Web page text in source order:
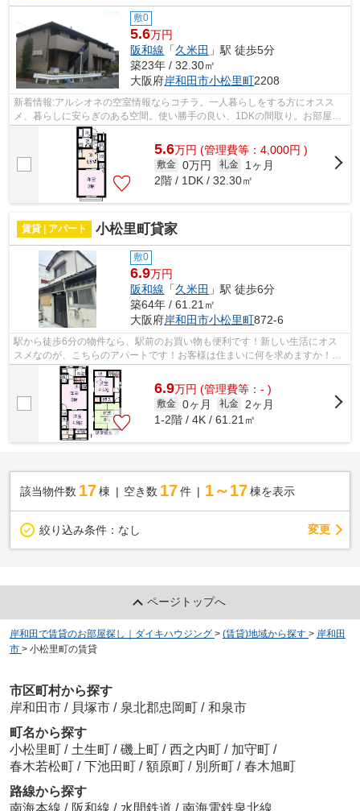
敷0
5.6万円
阪和線 「久米田 」駅 徒歩5分
築23年 / 32.30㎡
大阪府岸和田市小松里町2208
新着情報:アルシオネの空室情報ならコチラ。一人暮らしをする方にオスス
メ、暮らしに安らぎのある空間。使い勝手の良い、1DKの間取り。お部屋の
広さも32.30平米あり、快適な暮らしがで...
5.6万円 (管理費等：4,000円 )
敷金 0万円 礼金
1ヶ月
2階 / 1DK / 32.30㎡
賃貸 | アパート 小松里町貸家
敷0
6.9万円
阪和線 「久米田 」駅 徒歩6分
築64年 / 61.21㎡
大阪府岸和田市小松里町872-6
駅から徒歩6分の物件なら、駅前のお買い物も便利です！新しい生活にオス
スメなのが、こちらのアパートです！お客様は住まいに何を求めますか！ご
希望の条件をお聞かせください！お客様...
6.9万円 (管理費等：- )
敷金 0ヶ月 礼金
2ヶ月
1-2階 / 4K / 61.21㎡
該当物件数 17棟 空き数 17 件 1～17 棟を表示
絞り込み条件： なし 変更
ページトップへ
岸和田で賃貸のお部屋探し｜ダイキハウジング > (賃貸)地域から探す > 岸和田
市 > 小松里町の賃貸
市区町村から探す
岸和田市 / 貝塚市 / 泉北郡忠岡町 / 和泉市
町名から探す
小松里町 / 土生町 / 磯上町 / 西之内町 / 加守町 /
春木若松町 / 下池田町 / 額原町 / 別所町 / 春木旭町
路線から探す
南海本線 / 阪和線 / 水間鉄道 / 南海電鉄泉北線